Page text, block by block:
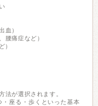
血）
腰痛症など）
）
法が選択されます。
・座る・歩くといった基本